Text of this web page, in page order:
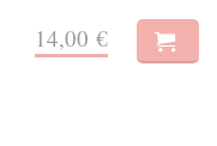
14,00 €